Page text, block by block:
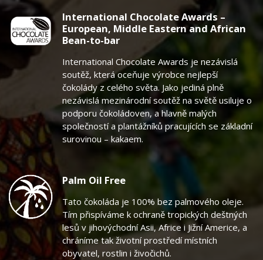
International Chocolate Awards –
European, Middle Eastern and African
Bean-to-bar
International Chocolate Awards je nezávislá
soutěž, která oceňuje výrobce nejlepší
čokolády z celého světa. Jako jediná plně
nezávislá mezinárodní soutěž na světě usiluje o
podporu čokoládoven, a hlavně malých
společností a plantážníků pracujících se základní
surovinou – kakaem.
Palm Oil Free
Tato čokoláda je 100% bez palmového oleje.
Tím přispíváme k ochraně tropických deštných
lesů v jihovýchodní Asii, Africe i Jižní Americe, a
chráníme tak životní prostředí místních
obyvatel, rostlin i živočichů.